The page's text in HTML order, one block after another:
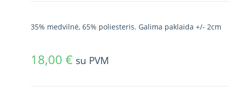
35% medvilnė, 65% poliesteris. Galima paklaida +/- 2cm
18,00 € su PVM